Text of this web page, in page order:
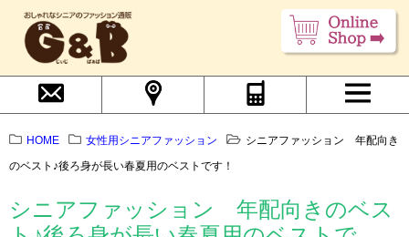
HOME 女性用シニアファッション
シニアファッション 年配向き
のベスト♪後ろ身が長い春夏用のベストです！
シニアファッション 年配向きのベス